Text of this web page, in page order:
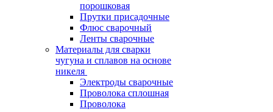
порошковая
Прутки присадочные
Флюс сварочный
Ленты сварочные
Материалы для сварки
чугуна и сплавов на основе
никеля
Электроды сварочные
Проволока сплошная
Проволока